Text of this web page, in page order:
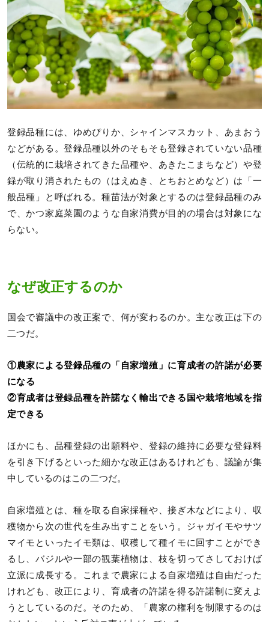
登録品種には、ゆめぴりか、シャインマスカット、あまおう
などがある。登録品種以外のそもそも登録されていない品種
（伝統的に栽培されてきた品種や、あきたこまちなど）や登
録が取り消されたもの（はえぬき、とちおとめなど）は「一
般品種」と呼ばれる。種苗法が対象とするのは登録品種のみ
で、かつ家庭菜園のような自家消費が目的の場合は対象にな
らない。
なぜ改正するのか
国会で審議中の改正案で、何が変わるのか。主な改正は下の
二つだ。
①農家による登録品種の「自家増殖」に育成者の許諾が必要
になる
②育成者は登録品種を許諾なく輸出できる国や栽培地域を指
定できる
ほかにも、品種登録の出願料や、登録の維持に必要な登録料
を引き下げるといった細かな改正はあるけれども、議論が集
中しているのはこの二つだ。
自家増殖とは、種を取る自家採種や、接ぎ木などにより、収
穫物から次の世代を生み出すことをいう。ジャガイモやサツ
マイモといったイモ類は、収穫して種イモに回すことができ
るし、バジルや一部の観葉植物は、枝を切ってさしておけば
立派に成長する。これまで農家による自家増殖は自由だった
けれども、改正により、育成者の許諾を得る許諾制に変えよ
うとしているのだ。そのため、「農家の権利を制限するのは